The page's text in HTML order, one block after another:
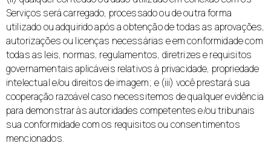
Serviços será carregado, processado ou de outra forma
utilizado ou adquirido após a obtenção de todas as aprovações,
autorizações ou licenças necessárias e em conformidade com
todas as leis, normas, regulamentos, diretrizes e requisitos
governamentais aplicáveis relativos à privacidade, propriedade
intelectual e/ou direitos de imagem; e (iii) você prestará sua
cooperação razoável caso necessitemos de qualquer evidência
para demonstrar às autoridades competentes e/ou tribunais
sua conformidade com os requisitos ou consentimentos
mencionados.